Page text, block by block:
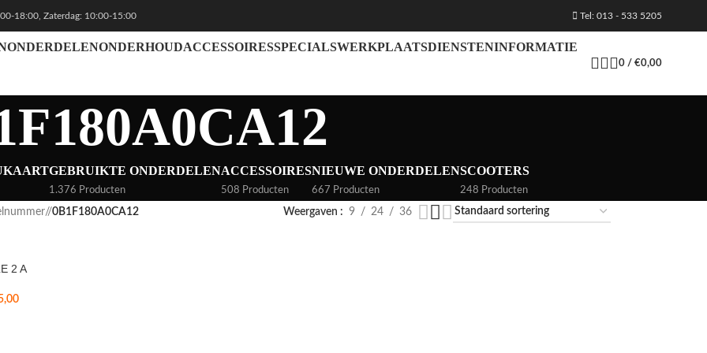
18:00, Zaterdag: 10:00-15:00 Tel: 013 - 533 5205
ONDERDELENONDERHOUDACCESSOIRESSPECIALSWERKPLAATSDIENSTENINFORMATIE
0 / €0,00
GEBRUIKTE ONDERDELEN
1.376 Producten
ACCESSOIRES
508 Producten
NIEUWE ONDERDELEN
667 Producten
SCOOTERS
248 Producten
/ 0B1F180A0CA12 Weergaven 9 24 36
2 A